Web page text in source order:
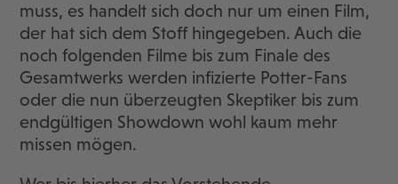
muss, es handelt sich doch nur um einen Film,
der hat sich dem Stoff hingegeben. Auch die
noch folgenden Filme bis zum Finale des
Gesamtwerks werden infizierte Potter-Fans
oder die nun überzeugten Skeptiker bis zum
endgültigen Showdown wohl kaum mehr
missen mögen.